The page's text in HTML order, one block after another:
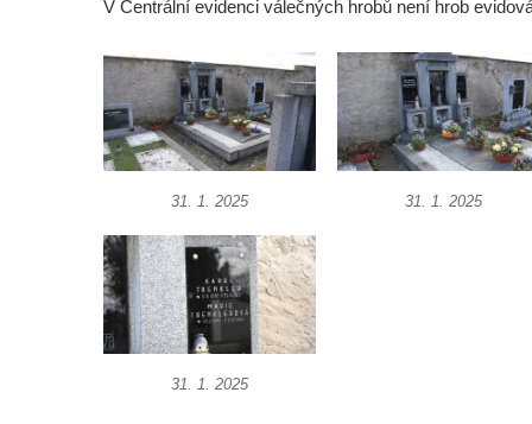
Pamětní deska 240 MILES TO FREEDOM u
Kamarýta ve Velešíně
Pomník obětem 1. a 2. světové války na
náměstí J. V. Kamarýta ve Velešíně
Pomník obětem 1. a 2. světové války v
Římově
Hrob Petera Korgera a Petra Štindla na
hřbitově v Římově
Pomník obětem 1. světové války v Dolním
Předoníně
Pomník obětem 2. světové války v Plavu
V Centrální evidenci válečných hrobů není hrob
31. 1. 2025 31. 1. 2025
31. 1. 2025